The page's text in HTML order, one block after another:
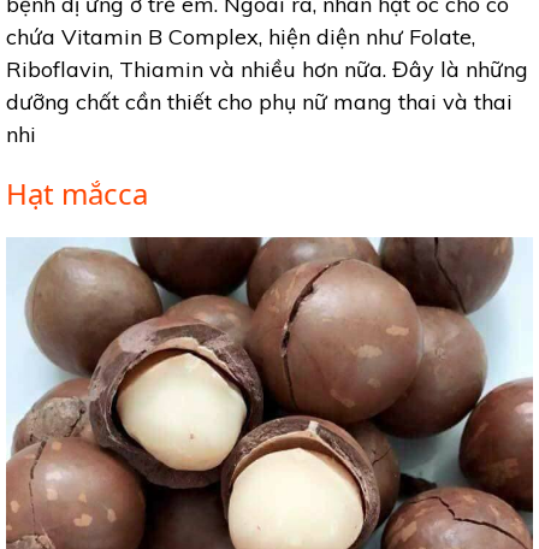
chứa Vitamin B Complex, hiện diện như Folate,
Riboflavin, Thiamin và nhiều hơn nữa. Đây là những
dưỡng chất cần thiết cho phụ nữ mang thai và thai
nhi
Hạt mắcca